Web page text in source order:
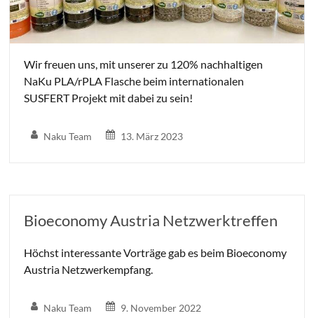
Wir freuen uns, mit unserer zu 120% nachhaltigen
NaKu PLA/rPLA Flasche beim internationalen
SUSFERT Projekt mit dabei zu sein!
Naku Team 13. März 2023
Bioeconomy Austria Netzwerktreffen
Höchst interessante Vorträge gab es beim Bioeconomy
Austria Netzwerkempfang.
Naku Team 9. November 2022